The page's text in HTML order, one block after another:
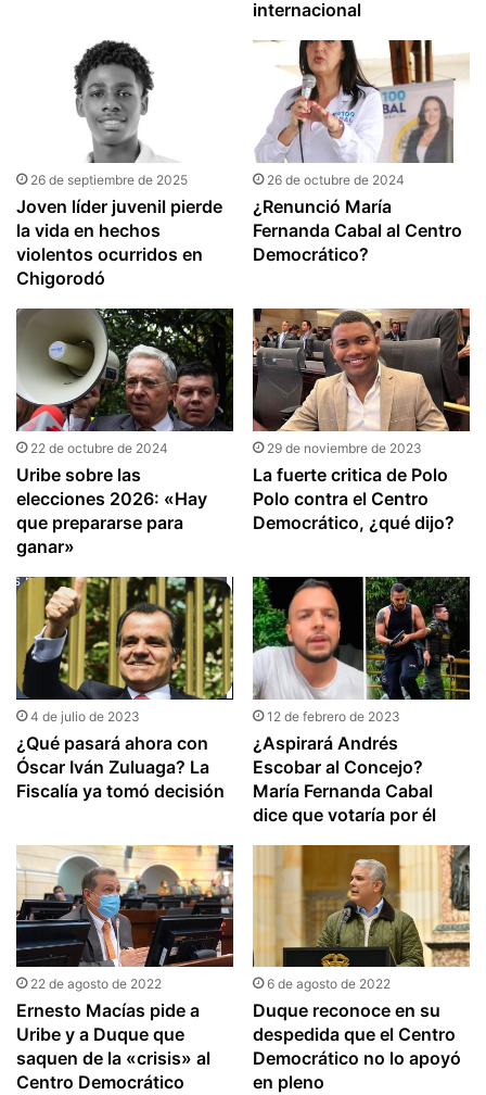
internacional
26 de septiembre de 2025
Joven líder juvenil pierde
la vida en hechos
violentos ocurridos en
Chigorodó
26 de octubre de 2024
¿Renunció María
Fernanda Cabal al Centro
Democrático?
22 de octubre de 2024
Uribe sobre las
elecciones 2026: «Hay
que prepararse para
ganar»
29 de noviembre de 2023
La fuerte critica de Polo
Polo contra el Centro
Democrático, ¿qué dijo?
4 de julio de 2023
¿Qué pasará ahora con
Óscar Iván Zuluaga? La
Fiscalía ya tomó decisión
12 de febrero de 2023
¿Aspirará Andrés
Escobar al Concejo?
María Fernanda Cabal
dice que votaría por él
22 de agosto de 2022
Ernesto Macías pide a
Uribe y a Duque que
saquen de la «crisis» al
Centro Democrático
6 de agosto de 2022
Duque reconoce en su
despedida que el Centro
Democrático no lo apoyó
en pleno